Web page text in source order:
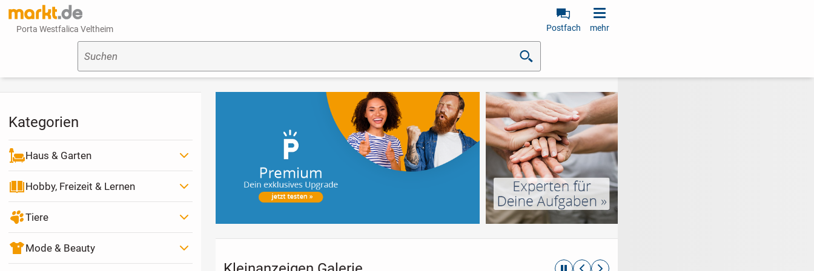
Porta Westfalica Veltheim Postfach mehr
Suchen
Kategorien
Haus & Garten
Hobby, Freizeit & Lernen
Tiere
Mode & Beauty